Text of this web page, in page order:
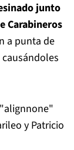
junto
Carabineros
a punta de
y Patricio